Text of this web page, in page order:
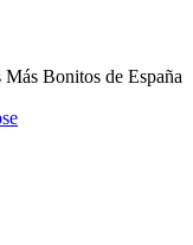
Bonitos de España